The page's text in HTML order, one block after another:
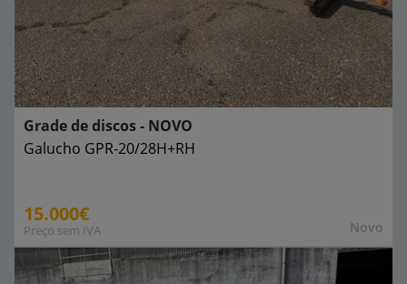
Novo
Grade de discos - NOVO
Galucho GPR-20/28H+RH
15.000€
Preço sem IVA